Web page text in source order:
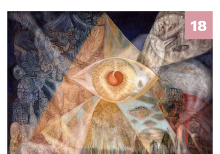
18